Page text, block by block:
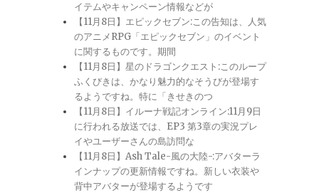
イテムやキャンペーン情報などが
【11月8日】エピックセブン:この告知は、人気
のアニメRPG「エピックセブン」のイベント
に関するものです。期間
【11月8日】星のドラゴンクエスト:このループ
ふくびきは、かなり魅力的なそうびが登場す
るようですね。特に「きせきのつ
【11月8日】イルーナ戦記オンライン:11月9日
に行われる放送では、EP3 第3章の実況プレ
イやユーザーさんの島訪問な
【11月8日】Ash Tale-風の大陸-:アバターラ
インナップの更新情報ですね。新しい衣装や
背中アバターが登場するようです